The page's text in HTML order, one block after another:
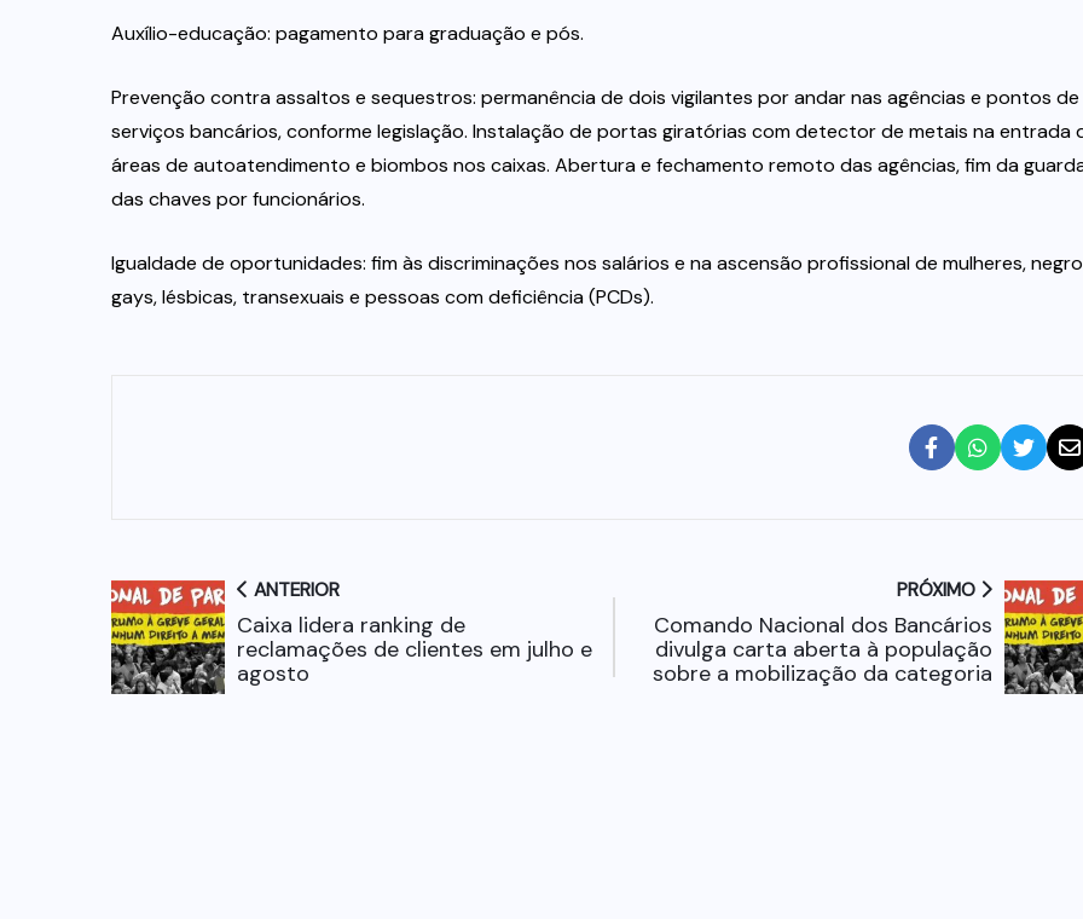
Auxílio-educação: pagamento para graduação e pós.
Prevenção contra assaltos e sequestros: permanência de dois vigilantes por andar nas agências e pontos de
serviços bancários, conforme legislação. Instalação de portas giratórias com detector de metais na entrada
áreas de autoatendimento e biombos nos caixas. Abertura e fechamento remoto das agências, fim da
das chaves por funcionários.
Igualdade de oportunidades: fim às discriminações nos salários e na ascensão profissional de mulheres,
gays, lésbicas, transexuais e pessoas com deficiência (PCDs).
ANTERIOR
Caixa lidera ranking de
reclamações de clientes em julho e
agosto
PRÓXIMO
Comando Nacional dos Bancários
divulga carta aberta à população
sobre a mobilização da categoria